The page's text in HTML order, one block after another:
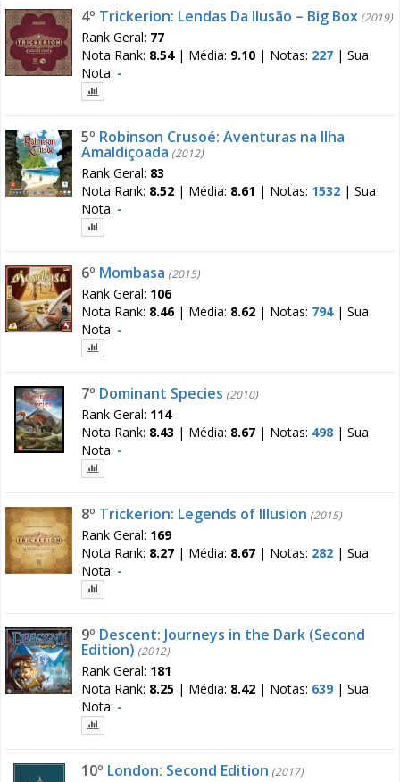
4º Trickerion: Lendas Da Ilusão – Big Box (2019)
Rank Geral: 77
Nota Rank: 8.54| Média: 9.10 | Notas: 227 | Sua
Nota: -
5º Robinson Crusoé: Aventuras na Ilha
Amaldiçoada (2012)
Rank Geral: 83
Nota Rank: 8.52 | Média: 8.61 | Notas: 1532 | Sua
Nota: -
6º Mombasa (2015)
Rank Geral: 106
Nota Rank: 8.46| Média: 8.62 | Notas: 794| Sua
Nota: -
7º Dominant Species (2010)
Rank Geral: 114
Nota Rank: 8.43 | Média: 8.67 | Notas: 498 | Sua
Nota: -
8º Trickerion: Legends of Illusion (2015)
Rank Geral: 169
Nota Rank: 8.27 | Média: 8.67 | Notas: 282 | Sua
Nota: -
9º Descent: Journeys in the Dark (Second
Edition) (2012)
Rank Geral: 181
Nota Rank: 8.25 | Média: 8.42 | Notas: 639 | Sua
Nota: -
10º London: Second Edition (2017)